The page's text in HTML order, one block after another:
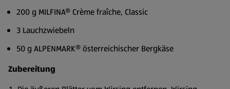
200 g MILFINA® Crème fraîche, Classic
3 Lauchzwiebeln
50 g ALPENMARK® österreichischer Bergkäse
Zubereitung